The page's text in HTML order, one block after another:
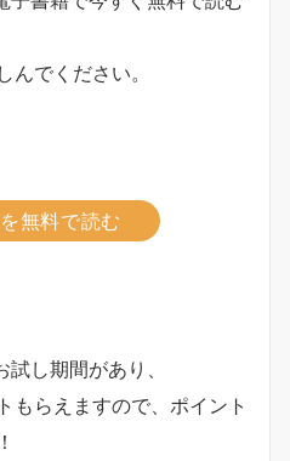
んでください。
無料で読む
し期間があり、
もらえますので、ポイント